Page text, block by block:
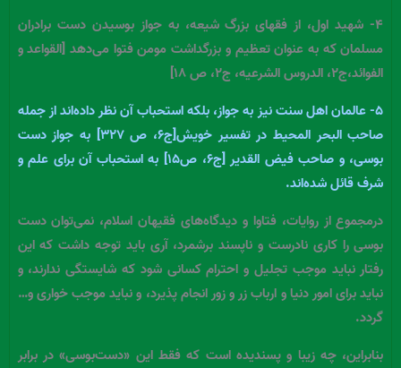
۴- شهید اول، از فقهای بزرگ شیعه، به جواز بوسیدن دست برادران
مسلمان که به عنوان تعظیم و بزرگداشت مومن فتوا می‌دهد [القواعد و
الفوائد،ج۲، الدروس الشرعیه، ج۲، ص ۱۸]
۵- عالمان اهل سنت نیز به جواز، بلکه استحباب آن نظر داده‌اند از جمله
صاحب البحر المحیط در تفسیر خویش[ج۶، ص ۳۲۷] به جواز دست
بوسی، و صاحب فیض القدیر [ج۶، ص۱۵] به استحباب آن برای علم و
شرف قائل شده‌اند.
درمجموع از روایات، فتاوا و دیدگاه‌های فقیهان اسلام، نمی‌توان دست
بوسی را کاری نادرست و ناپسند برشمرد، آری باید توجه داشت که این
رفتار نباید موجب تجلیل و احترام کسانی شود که شایستگی ندارند، و
نباید برای امور دنیا و ارباب زر و زور انجام پذیرد، و نباید موجب خواری و…
گردد.
بنابراین، چه زیبا و پسندیده است که فقط این «دست‌بوسی» در برابر